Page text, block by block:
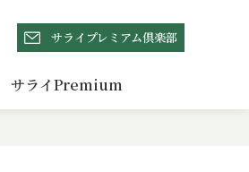
サライプレミアム倶楽部
サライPremium